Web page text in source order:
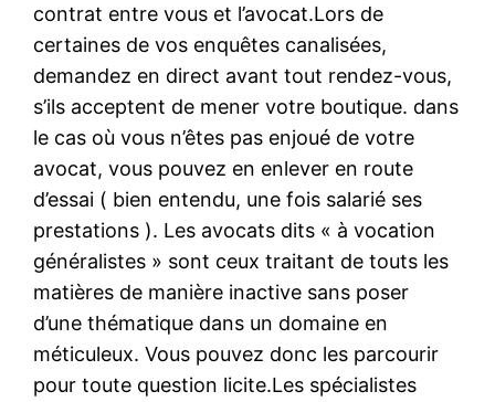
contrat entre vous et l’avocat.Lors de
certaines de vos enquêtes canalisées,
demandez en direct avant tout rendez-vous,
s’ils acceptent de mener votre boutique. dans
le cas où vous n’êtes pas enjoué de votre
avocat, vous pouvez en enlever en route
d’essai ( bien entendu, une fois salarié ses
prestations ). Les avocats dits « à vocation
généralistes » sont ceux traitant de touts les
matières de manière inactive sans poser
d’une thématique dans un domaine en
méticuleux. Vous pouvez donc les parcourir
pour toute question licite.Les spécialistes